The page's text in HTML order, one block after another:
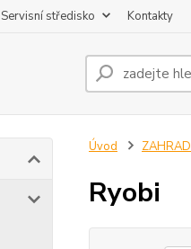
Servisní středisko Kontakty
Úvod
Ryobi